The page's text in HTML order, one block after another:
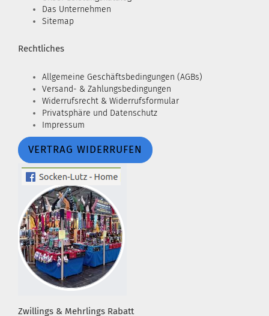
Das Unternehmen
Sitemap
Rechtliches
Allgemeine Geschäftsbedingungen (AGBs)
Versand- & Zahlungsbedingungen
Widerrufsrecht & Widerrufsformular
Privatsphäre und Datenschutz
Impressum
VERTRAG WIDERRUFEN
Zwillings & Mehrlings Rabatt